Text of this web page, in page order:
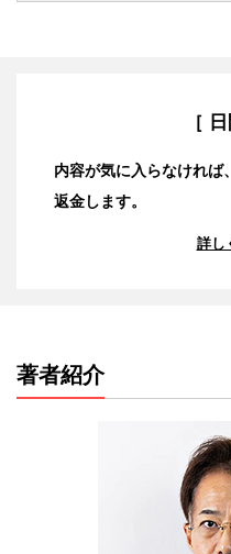
［
内容が気に入らなければ
返金します。
詳し
著者紹介